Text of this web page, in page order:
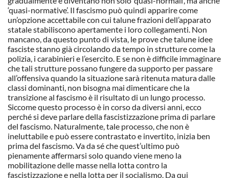
‘quasi-normative’. Il fascismo può quindi apparire come
un’opzione accettabile con cui talune frazioni dell’apparato
statale stabiliscono apertamente i loro collegamenti. Non
mancano, da questo punto di vista, le prove che talune idee
fasciste stanno già circolando da tempo in strutture come la
polizia, i carabinieri e l’esercito. E se non è difficile immaginare
che tali strutture possano fungere da supporto per passare
all’offensiva quando la situazione sarà ritenuta matura dalle
classi dominanti, non bisogna mai dimenticare che la
transizione al fascismo è il risultato di un lungo processo.
Siccome questo processo è in corso da diversi anni, ecco
perché si deve parlare della fascistizzazione prima di parlare
del fascismo. Naturalmente, tale processo, che non è
ineluttabile e può essere contrastato e invertito, inizia ben
prima del fascismo. Va da sé che quest’ultimo può
pienamente affermarsi solo quando viene meno la
mobilitazione delle masse nella lotta contro la
fascistizzazione e nella lotta per il socialismo. Da qui